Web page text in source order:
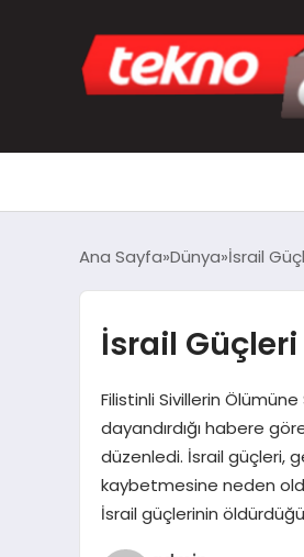
Ana Sayfa Dünya İsrail
İsrail
Filistinli Sivillerin
dayandırdığı habere
düzenledi. İsrail güçleri,
kaybetmesine neden
İsrail güçlerinin